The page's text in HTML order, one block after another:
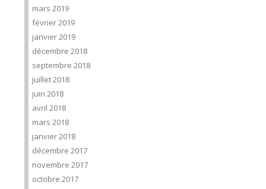
mars 2019
février 2019
janvier 2019
décembre 2018
septembre 2018
juillet 2018
juin 2018
avril 2018
mars 2018
janvier 2018
décembre 2017
novembre 2017
octobre 2017